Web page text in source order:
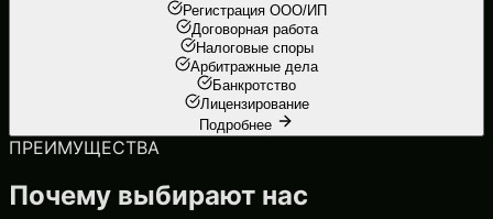
Регистрация ООО/ИП
Договорная работа
Налоговые споры
Арбитражные дела
Банкротство
Лицензирование
Подробнее
ПРЕИМУЩЕСТВА
Почему выбирают нас